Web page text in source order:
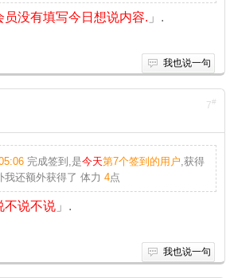
员没有填写今日想说内容. 」.
我也说一句
7#
完成签到,是今天第7个签到的用户,获得
我还额外获得了 体力 4点
不说不说 」.
我也说一句